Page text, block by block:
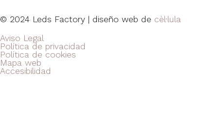
© 2024 Leds Factory | diseño web de cèl·lula
Aviso Legal
Política de privacidad
Política de cookies
Mapa web
Accesibilidad